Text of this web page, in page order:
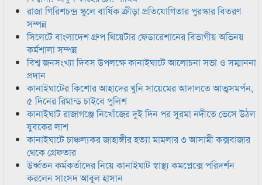
রাজা গিরিশচন্দ্র স্কুলে বার্ষিক ক্রীড়া প্রতিযোগিতার পুরস্কার বিতরণ
সম্পন্ন
সিলেটে বাংলাদেশ গ্রুপ থিয়েটার ফেডারেশানের বিভাগীয় অভিনয়
কর্মশালা সম্পন্ন
বিশ্ব জনসংখ্যা দিবস উপলক্ষে কানাইঘাটে আলোচনা সভা ও সম্মাননা
প্রদান
কানাইঘাটের কিশোর আহাদের খুনি সায়েমের আদালতে আত্মসমর্পন,
৫ দিনের রিমান্ড চাইবে পুলিশ
কানাইঘাট রাজাগঞ্জে নিখোঁজের দুই দিন পর সুরমা নদীতে ভেসে উঠল
যুবকের লাশ
কানাইঘাটে চাঞ্চল্যকর জাহাঙ্গীর হত্যা মামলার ৩ আসামী কক্সবাজার
থেকে গ্রেফতার
উর্ধ্বতন কর্মকর্তাদের নিয়ে কানাইঘাট স্বাস্থ্য কমপ্লেক্সে পরিদর্শন
করলেন সাংসদ আবুল হাসান